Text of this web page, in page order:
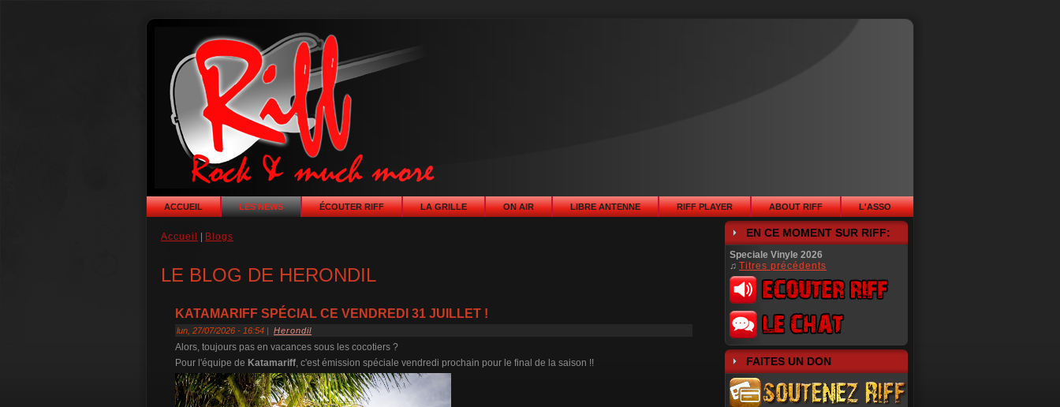
ACCUEIL LES NEWS ÉCOUTER RIFF LA GRILLE ON AIR LIBRE ANTENNE RIFF PLAYER ABOUT RIFF L'ASSO
Accueil Blogs
LE BLOG DE HERONDIL
KATAMARIFF SPÉCIAL CE VENDREDI 31 JUILLET !
lun, 27/07/2026 - 16:54 | Herondil
Alors, toujours pas en vacances sous les cocotiers ?
Pour l'équipe de Katamariff , c'est émission spéciale vendredi prochain pour le final de la saison !!
EN CE MOMENT SUR RIFF:
Speciale Vinyle 2026
♫ Titres précédents
FAITES UN DON